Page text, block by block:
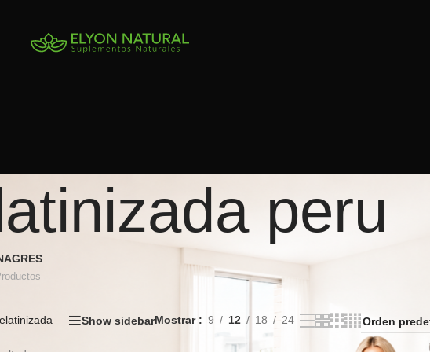
peru
Show sidebarMostrar 9 12 18 24